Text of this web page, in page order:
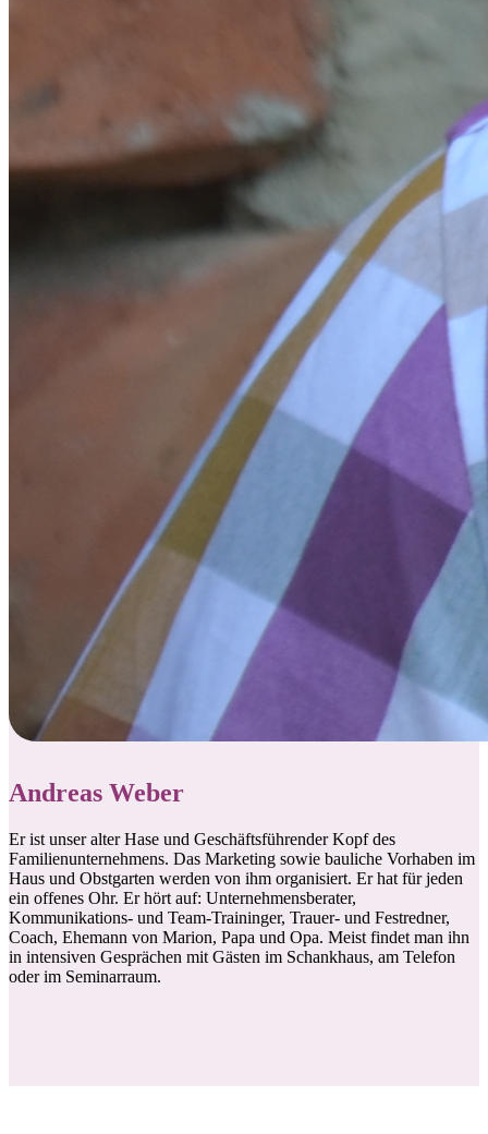
Andreas Weber
Er ist unser alter Hase und Geschäftsführender Kopf des
Familienunternehmens. Das Marketing sowie bauliche Vorhaben im
Haus und Obstgarten werden von ihm organisiert. Er hat für jeden
ein offenes Ohr. Er hört auf: Unternehmensberater,
Kommunikations- und Team-Traininger, Trauer- und Festredner,
Coach, Ehemann von Marion, Papa und Opa. Meist findet man ihn
in intensiven Gesprächen mit Gästen im Schankhaus, am Telefon
oder im Seminarraum.